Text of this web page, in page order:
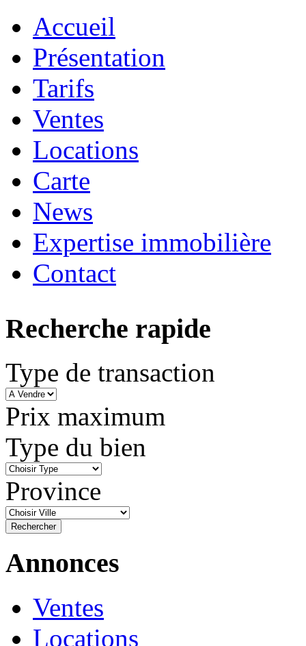
Accueil
Présentation
Tarifs
Ventes
Locations
Carte
News
Expertise immobilière
Contact
Recherche rapide
Type de transaction
Prix maximum
Type du bien
Province
Annonces
Ventes
Locations